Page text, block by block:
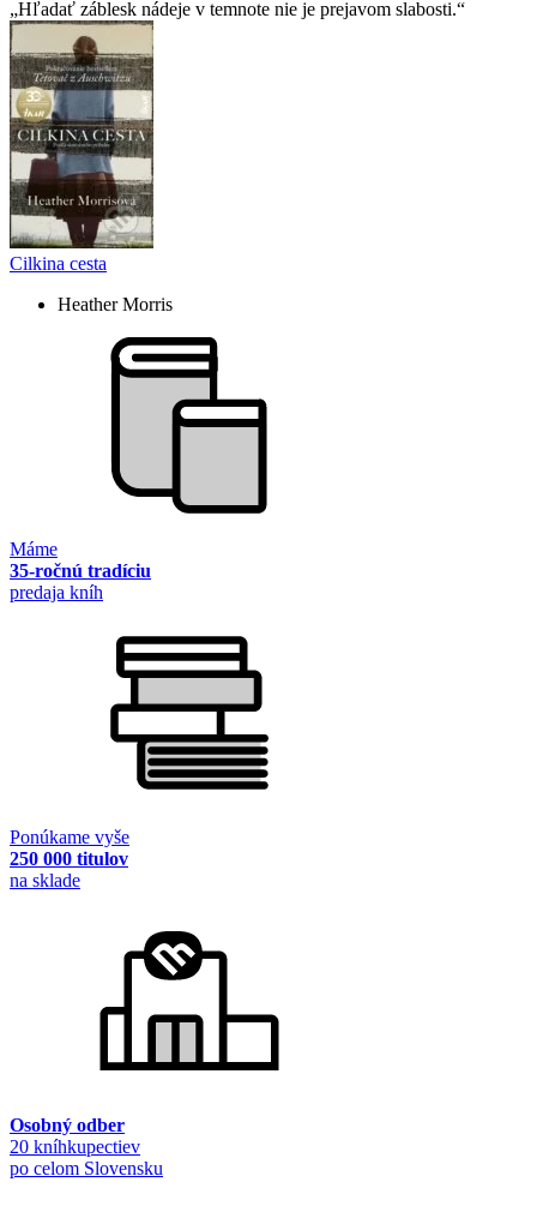
Hľadať záblesk nádeje v temnote nie je prejavom slabosti.
Cilkina cesta
Heather Morris
Máme
35-ročnú tradíciu
predaja kníh
Ponúkame vyše
250 000 titulov
na sklade
Osobný odber
20 kníhkupectiev
po celom Slovensku